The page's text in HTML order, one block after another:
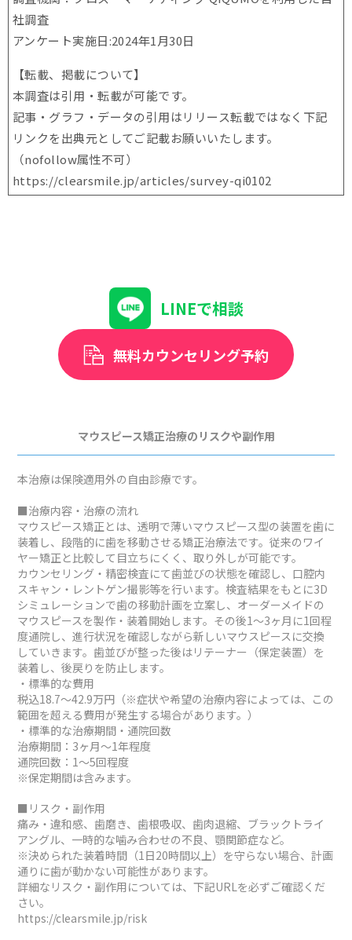
社調査
アンケート実施日:2024年1月30日
【転載、掲載について】
本調査は引用・転載が可能です。
記事・グラフ・データの引用はリリース転載ではなく下記
リンクを出典元としてご記載お願いいたします。
（nofollow属性不可）
https://clearsmile.jp/articles/survey-qi0102
LINEで相談
無料カウンセリング予約
マウスピース矯正治療のリスクや副作用
本治療は保険適用外の自由診療です。
■治療内容・治療の流れ
マウスピース矯正とは、透明で薄いマウスピース型の装置を歯に
装着し、段階的に歯を移動させる矯正治療法です。従来のワイ
ヤー矯正と比較して目立ちにくく、取り外しが可能です。
カウンセリング・精密検査にて歯並びの状態を確認し、口腔内
スキャン・レントゲン撮影等を行います。検査結果をもとに3D
シミュレーションで歯の移動計画を立案し、オーダーメイドの
マウスピースを製作・装着開始します。その後1～3ヶ月に1回程
度通院し、進行状況を確認しながら新しいマウスピースに交換
していきます。歯並びが整った後はリテーナー（保定装置）を
装着し、後戻りを防止します。
・標準的な費用
税込18.7～42.9万円（※症状や希望の治療内容によっては、この
範囲を超える費用が発生する場合があります。）
・標準的な治療期間・通院回数
治療期間：3ヶ月～1年程度
通院回数：1～5回程度
※保定期間は含みます。
■リスク・副作用
痛み・違和感、歯磨き、歯根吸収、歯肉退縮、ブラックトライ
アングル、一時的な噛み合わせの不良、顎関節症など。
※決められた装着時間（1日20時間以上）を守らない場合、計画
通りに歯が動かない可能性があります。
詳細なリスク・副作用については、下記URLを必ずご確認くだ
さい。
https://clearsmile.jp/risk